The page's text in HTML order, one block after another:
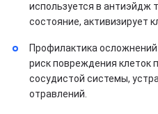
используется в антиэйдж
состояние, активизирует
Профилактика
риск повреждения клеток
сосудистой системы,
отравлений.